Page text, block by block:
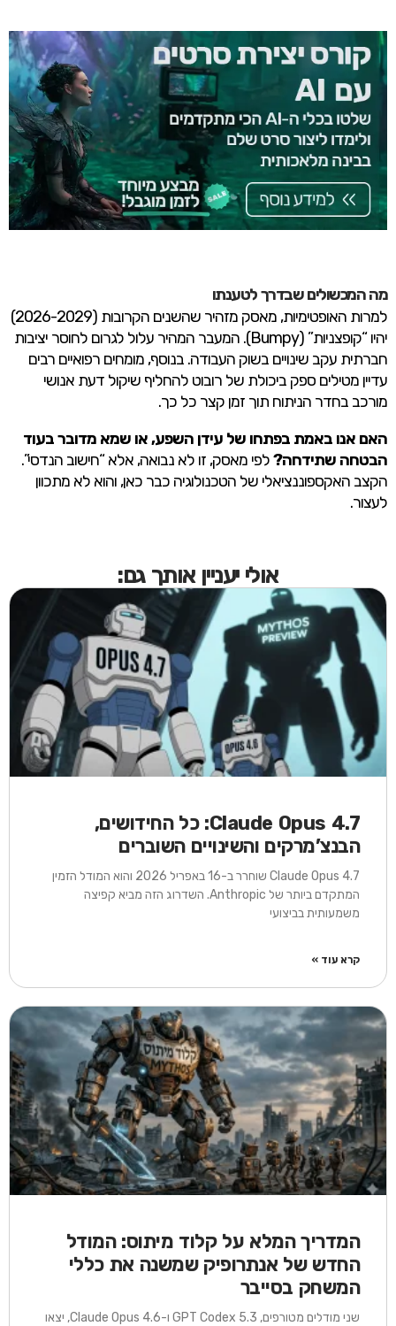
מה המכשולים שבדרך לטענתו
למרות האופטימיות, מאסק מזהיר שהשנים הקרובות (2026-2029)
יהיו “קופצניות” (Bumpy). המעבר המהיר עלול לגרום לחוסר יציבות
חברתית עקב שינויים בשוק העבודה. בנוסף, מומחים רפואיים רבים
עדיין מטילים ספק ביכולת של רובוט להחליף שיקול דעת אנושי
מורכב בחדר הניתוח תוך זמן קצר כל כך.
האם אנו באמת בפתחו של עידן השפע, או שמא מדובר בעוד
הבטחה שתידחה?לפי מאסק, זו לא נבואה, אלא “חישוב הנדסי”.
הקצב האקספוננציאלי של הטכנולוגיה כבר כאן, והוא לא מתכוון
לעצור.
אולי יעניין אותך גם:
Claude Opus 4.7: כל החידושים,
הבנצ’מרקים והשינויים השוברים
Claude Opus 4.7 שוחרר ב-16 באפריל 2026 והוא המודל הזמין
המתקדם ביותר של Anthropic. השדרוג הזה מביא קפיצה
משמעותית בביצועי
קרא עוד »
המדריך המלא על קלוד מיתוס: המודל
החדש של אנתרופיק שמשנה את כללי
המשחק בסייבר
שני מודלים מטורפים, GPT Codex 5.3 ו-Claude Opus 4.6, יצאו